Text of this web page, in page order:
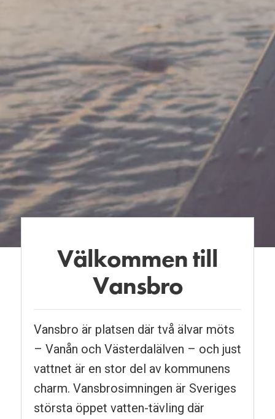
Välkommen till
Vansbro
Vansbro är platsen där två älvar möts
– Vanån och Väster­dalälven – och just
vattnet är en stor del av kommunens
charm. Vansbro­simningen är Sveriges
största öppet vatten-tävling där